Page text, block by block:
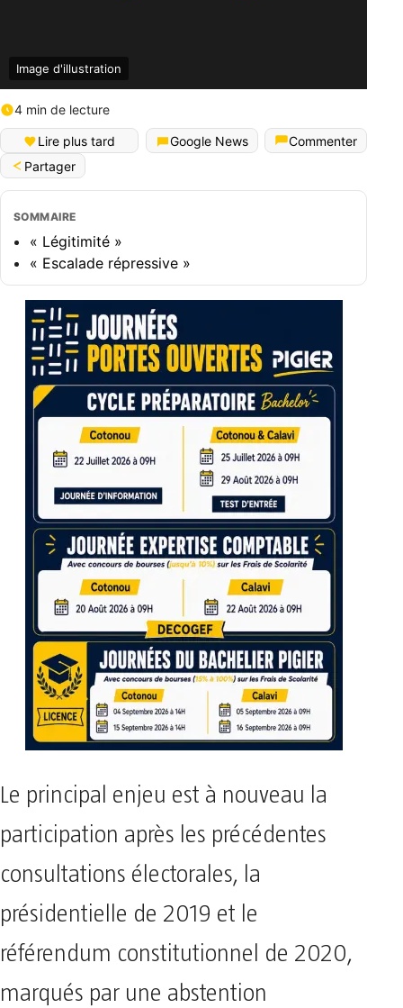
Image d'illustration
4 min de lecture
Lire plus tard Google News
Commenter
Partager
SOMMAIRE
« Légitimité »
« Escalade répressive »
Le principal enjeu est à nouveau la
participation après les précédentes
consultations électorales, la
présidentielle de 2019 et le
référendum constitutionnel de 2020,
marqués par une abstention